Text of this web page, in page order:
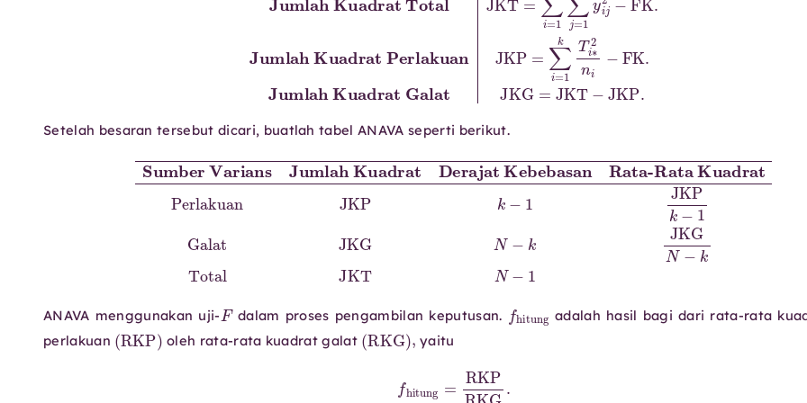
Setelah besaran tersebut dicari, buatlah tabel ANAVA seperti berikut.
Sumber VariansJumlah KuadratDerajat Kebebasan
Rata-Rata KuadratPerlakuanJKPk−1JKPk−1GalatJKGN−kJKGN−kTotalJKTN−1
ANAVA menggunakan uji- dalam proses pengambilan keputusan.
adalah hasil bagi dari rata-rata
perlakuan
(RKP
oleh rata-rata kuadrat galat
(RKG) ,
yaitu
RKPRKG